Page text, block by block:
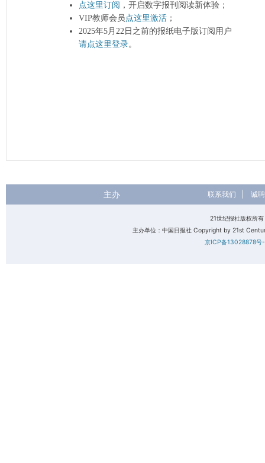
点这里订阅 ，开启数字报刊阅读新体验；
VIP教师会员点这里激活 ；
2025年5月22日之前的报纸电子版订阅用户
请点这里登录。
主办 联系我们 诚
21世纪报社版权所
主办单位：中国日报社 Copyright by 21st
京ICP备13028878号